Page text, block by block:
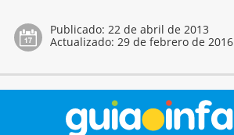
Publicado: 22 de abril de 2013
Actualizado: 29 de febrero de 2016